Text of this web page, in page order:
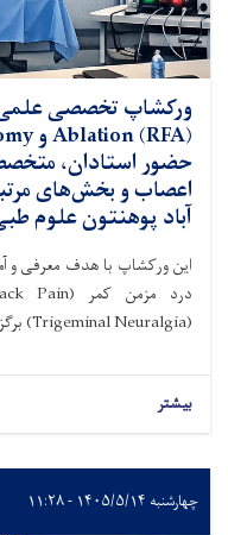
حضور استادان،
اعصاب و بخش‌های
آباد پوهنتون علوم
این ورکشاپ با هدف معرفی و
(Trigeminal Neuralgia) برگزار گردید و اشتراک‌کنندگان با مباحث. . .
بیشتر
چهارشنبه ۱۴۰۵/۵/۱۴ - ۱۱:۲۸